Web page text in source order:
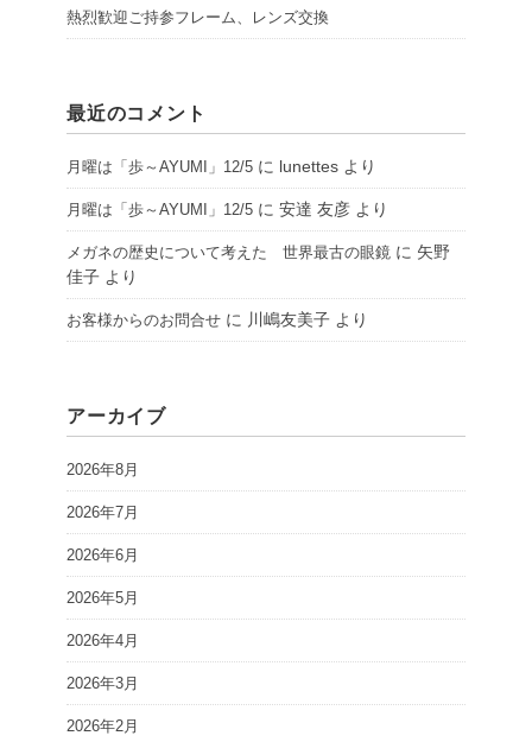
熱烈歓迎ご持参フレーム、レンズ交換
最近のコメント
月曜は「歩～AYUMI」12/5 に lunettes より
月曜は「歩～AYUMI」12/5 に 安達 友彦 より
メガネの歴史について考えた 世界最古の眼鏡 に 矢野
佳子 より
お客様からのお問合せ に 川嶋友美子 より
アーカイブ
2026年8月
2026年7月
2026年6月
2026年5月
2026年4月
2026年3月
2026年2月